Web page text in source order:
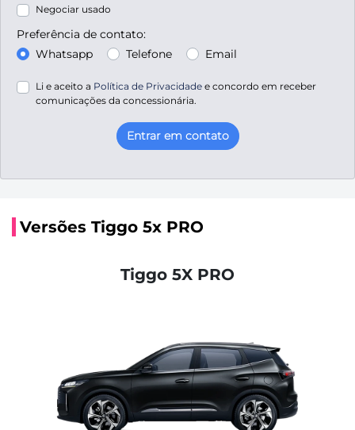
Negociar usado
Preferência de contato:
Whatsapp
Telefone Email
Li e aceito a Política de Privacidade e concordo em receber
comunicações da concessionária.
Entrar em contato
Versões Tiggo 5x PRO
Tiggo 5X PRO